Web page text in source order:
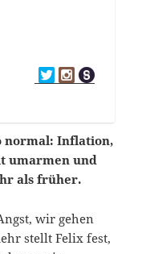
normal: Inflation,
umarmen und
als früher.
wir gehen
stellt Felix fest,